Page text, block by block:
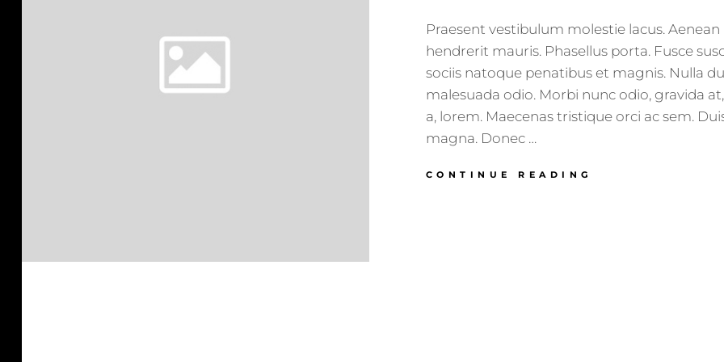
Praesent vestibulum molestie lacus.
hendrerit mauris. Phasellus porta. Fusce
sociis natoque penatibus et magnis. Nulla
malesuada odio. Morbi nunc odio, gravida
a, lorem. Maecenas tristique orci ac sem.
magna. Donec …
CONTINUE READING